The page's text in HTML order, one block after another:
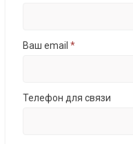
Ваш email *
Телефон для связи